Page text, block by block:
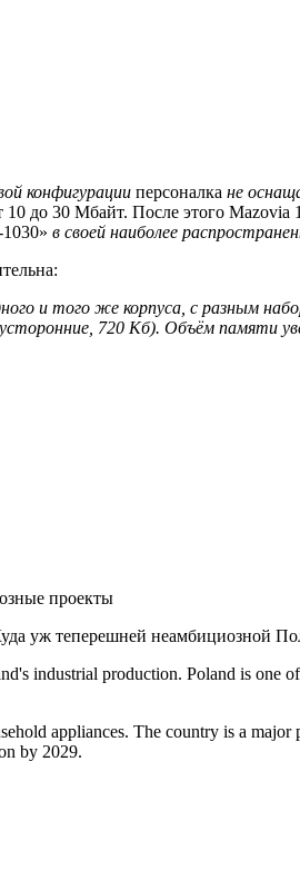
конфигурации персоналка не
до 30 Мбайт. После этого
в своей наиболее
и того же корпуса, с разным
720 Кб). Объём памяти
проекты
уж теперешней неамбициозной
industrial production. Poland is one
appliances. The country is a
by 2029.